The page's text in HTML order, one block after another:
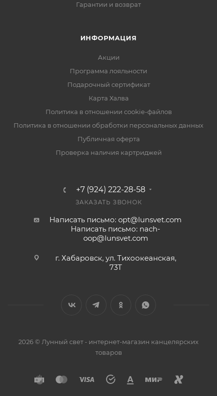
Гарантии и возврат
ИНФОРМАЦИЯ
Акции
Программа лояльности
Подарочный сертификат
Карта Халва
Политика в отношении cookie-файлов
Политика в отношении обработки персональных данных
Публичная оферта
Проверка наличия картриджей
+7 (924) 222-28-58
ЗАКАЗАТЬ ЗВОНОК
Написать письмо: opt@lunsvet.com
Написать письмо: nach-
oop@lunsvet.com
г. Хабаровск, ул. Тихоокеанская,
73Т
2026 © Лунный свет - интернет-магазин канцелярских
товаров